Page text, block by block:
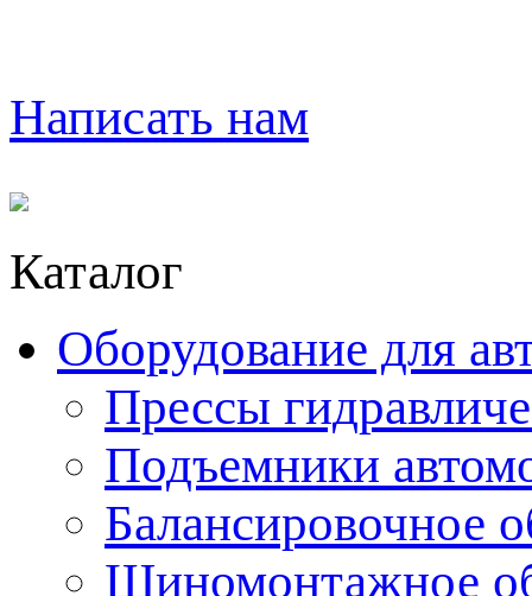
Написать нам
Каталог
Оборудование для
Прессы
Подъемники
Балансировочное
Шиномонтажное